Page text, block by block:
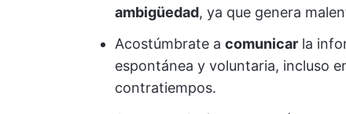
ambigüedad, ya que genera
Acostúmbrate a comunicar la
espontánea y voluntaria, incluso
contratiempos.